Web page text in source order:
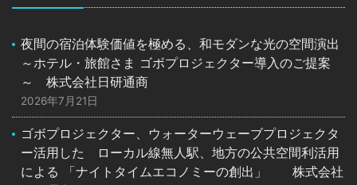
夜間の宿泊体験価値を極める、和モダンな光の空間演出
～ホテル・旅館さま ゴボプロジェクター導入のご提案
～ 株式会社日研通商
2026年7月21日
ゴボプロジェクター、ウォーターウェーブプロジェクタ
ー活用した ローカル線無人駅、地方の公共空間利活用
による 「ナイトタイムエコノミーの創出」 株式会社